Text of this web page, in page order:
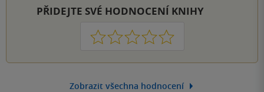
PŘIDEJTE SVÉ HODNOCENÍ KNIHY
1 2 3 4 5
Zobrazit všechna hodnocení